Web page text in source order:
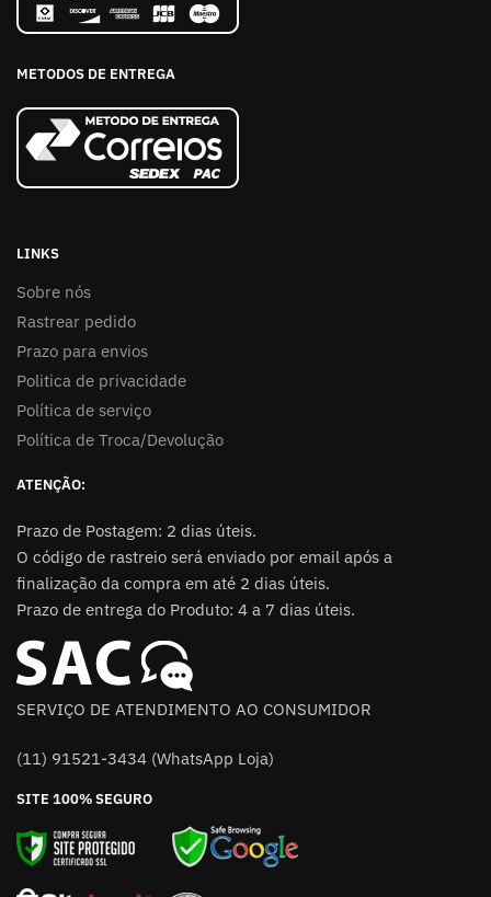
METODOS DE ENTREGA
LINKS
Sobre nós
Rastrear pedido
Prazo para envios
Politica de privacidade
Política de serviço
Política de Troca/Devolução
ATENÇÃO:
Prazo de Postagem: 2 dias úteis.
O código de rastreio será enviado por email após a
finalização da compra em até 2 dias úteis.
Prazo de entrega do Produto: 4 a 7 dias úteis.
SERVIÇO DE ATENDIMENTO AO CONSUMIDOR
(11) 91521-3434 (WhatsApp Loja)
SITE 100% SEGURO